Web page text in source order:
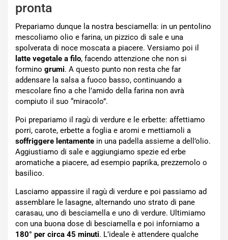
pronta
Prepariamo dunque la nostra besciamella: in un pentolino
mescoliamo olio e farina, un pizzico di sale e una
spolverata di noce moscata a piacere. Versiamo poi il
latte vegetale a filo, facendo attenzione che non si
formino grumi. A questo punto non resta che far
addensare la salsa a fuoco basso, continuando a
mescolare fino a che l’amido della farina non avrà
compiuto il suo “miracolo”.
Poi prepariamo il ragù di verdure e le erbette: affettiamo
porri, carote, erbette a foglia e aromi e mettiamoli a
soffriggere lentamente in una padella assieme a dell’olio.
Aggiustiamo di sale e aggiungiamo spezie ed erbe
aromatiche a piacere, ad esempio paprika, prezzemolo o
basilico.
Lasciamo appassire il ragù di verdure e poi passiamo ad
assemblare le lasagne, alternando uno strato di pane
carasau, uno di besciamella e uno di verdure. Ultimiamo
con una buona dose di besciamella e poi inforniamo a
180° per circa 45 minuti. L’ideale è attendere qualche